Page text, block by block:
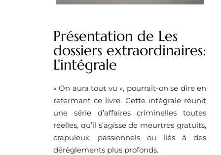
Présentation de Les
dossiers extraordinaires:
L'intégrale
« On aura tout vu », pourrait-on se dire en
refermant ce livre. Cette intégrale réunit
une série d’affaires criminelles toutes
réelles, qu’il s’agisse de meurtres gratuits,
crapuleux, passionnels ou liés à des
dérèglements plus profonds.